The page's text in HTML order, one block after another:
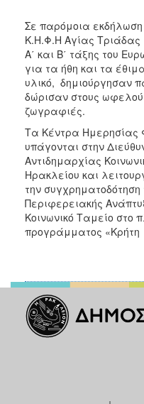
Σε παρόμοια
Κ.Η.Φ.Η Αγίας Τριάδας
Α΄ και Β΄ τάξης του
για τα ήθη και τα
υλικό, δημιούργησαν
δώρισαν στους
ζωγραφιές.
Τα Κέντρα Ημερησίας
υπάγονται στην
Αντιδημαρχίας
Ηρακλείου και
την
Περιφερειακής
Κοινωνικό Ταμείο στο
προγράμματος «Κρήτη